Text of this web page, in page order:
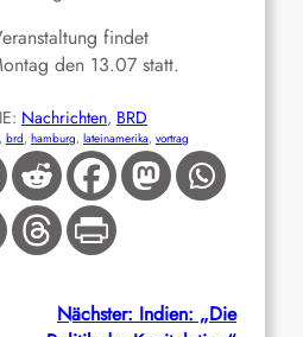
findet
den 13.07 statt.
Nachrichten, BRD
, brd, hamburg, lateinamerika, vortrag
Nächster: Indien: „Die